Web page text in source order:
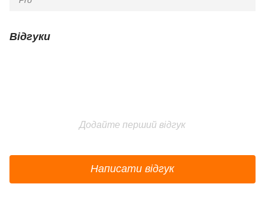
Відгуки
Додайте перший відгук
Написати відгук